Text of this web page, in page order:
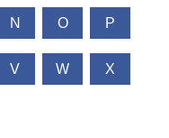
N O P
V W X